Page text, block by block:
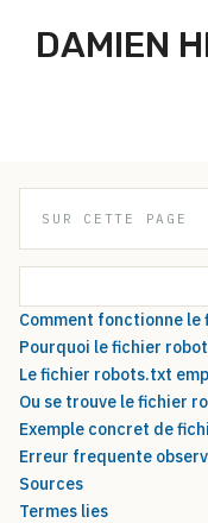
DAMIEN
SUR CETTE PAGE
Comment fonctionne
Pourquoi le fichier
Le fichier robots.txt
Ou se trouve le fichier
Exemple concret de
Erreur frequente
Sources
Termes lies